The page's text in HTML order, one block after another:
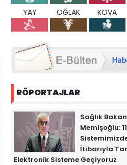
YAY OĞLAK KOVA
RÖPORTAJLAR
Sağlık
Memişoğlu:
İtibarıyla
Elektronik Sisteme Geçiyoruz